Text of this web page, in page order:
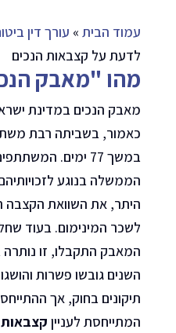
עמוד הבית» עורך דין
לדעת על קצבאות הנכים
מהו "מאבק
כאמור, בשביתה רבת
במשך 77 ימים.
הממשלה בנוגע
היתר, את השוואת הקצבה
לשכר המינימום. בעוד
המאבק התקבלו, זו
השנים גובשו פשרות
תיקונים בחוק, אך
המתייחסת לעניין קצבאות